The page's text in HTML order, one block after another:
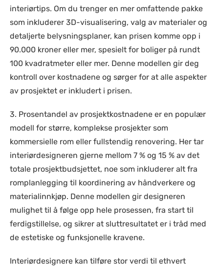
interiørtips. Om du trenger en mer omfattende pakke
som inkluderer 3D-visualisering, valg av materialer og
detaljerte belysningsplaner, kan prisen komme opp i
90.000 kroner eller mer, spesielt for boliger på rundt
100 kvadratmeter eller mer. Denne modellen gir deg
kontroll over kostnadene og sørger for at alle aspekter
av prosjektet er inkludert i prisen.
3. Prosentandel av prosjektkostnadene er en populær
modell for større, komplekse prosjekter som
kommersielle rom eller fullstendig renovering. Her tar
interiørdesigneren gjerne mellom 7 % og 15 % av det
totale prosjektbudsjettet, noe som inkluderer alt fra
romplanlegging til koordinering av håndverkere og
materialinnkjøp. Denne modellen gir designeren
mulighet til å følge opp hele prosessen, fra start til
ferdigstillelse, og sikrer at sluttresultatet er i tråd med
de estetiske og funksjonelle kravene.
Interiørdesignere kan tilføre stor verdi til ethvert